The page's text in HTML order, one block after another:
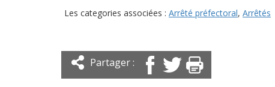
Les categories associées : Arrêté préfectoral, Arrêtés
Partager :